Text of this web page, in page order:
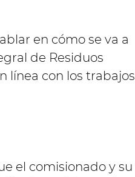
en cómo se va a
de Residuos
línea con los trabajos
el comisionado y su